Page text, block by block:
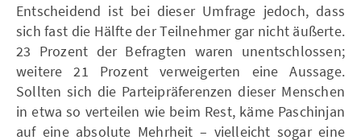
Entscheidend ist bei dieser Umfrage jedoch, dass
sich fast die Hälfte der Teilnehmer gar nicht äußerte.
23 Prozent der Befragten waren unentschlossen;
weitere 21 Prozent verweigerten eine Aussage.
Sollten sich die Parteipräferenzen dieser Menschen
in etwa so verteilen wie beim Rest, käme Paschinjan
auf eine absolute Mehrheit – vielleicht sogar eine